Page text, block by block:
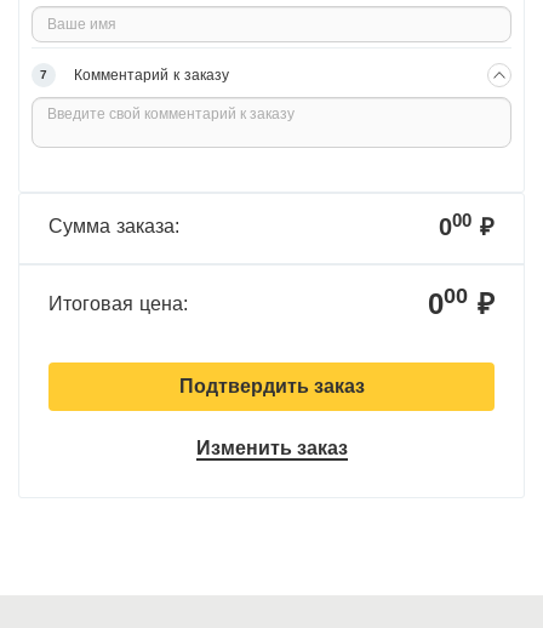
7 Комментарий к заказу
Сумма заказа: 000 ₽
Итоговая цена: 000 ₽
Подтвердить заказ
Изменить заказ